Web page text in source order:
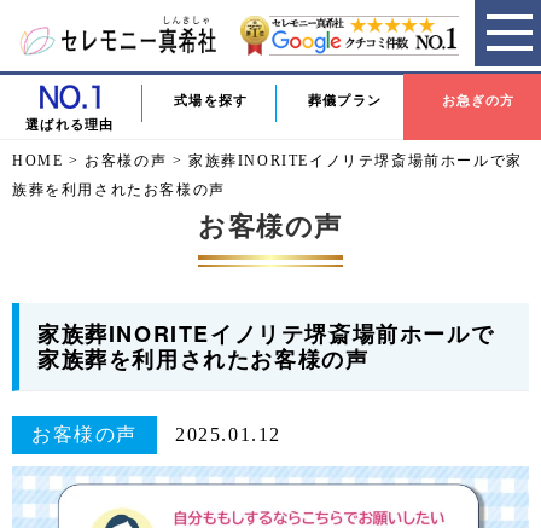
選ばれる理由
式場を探す 葬儀プラン お急ぎの方
HOME > お客様の声 >家族葬INORITEイノリテ堺斎場前ホールで家
族葬を利用されたお客様の声
お客様の声
家族葬INORITEイノリテ堺斎場前ホールで
家族葬を利用されたお客様の声
お客様の声 2025.01.12